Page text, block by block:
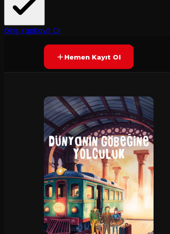
Giriş YapKayıt OlYAKINDA
Hemen Kayıt Ol